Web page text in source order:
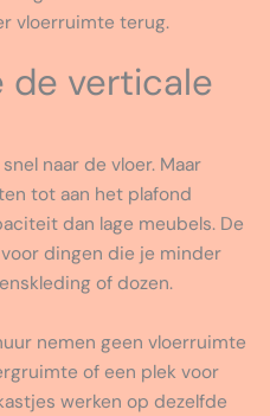
vloerruimte terug.
de verticale
naar de vloer. Maar
tot aan het plafond
dan lage meubels. De
dingen die je minder
of dozen.
nemen geen vloerruimte
of een plek voor
werken op dezelfde